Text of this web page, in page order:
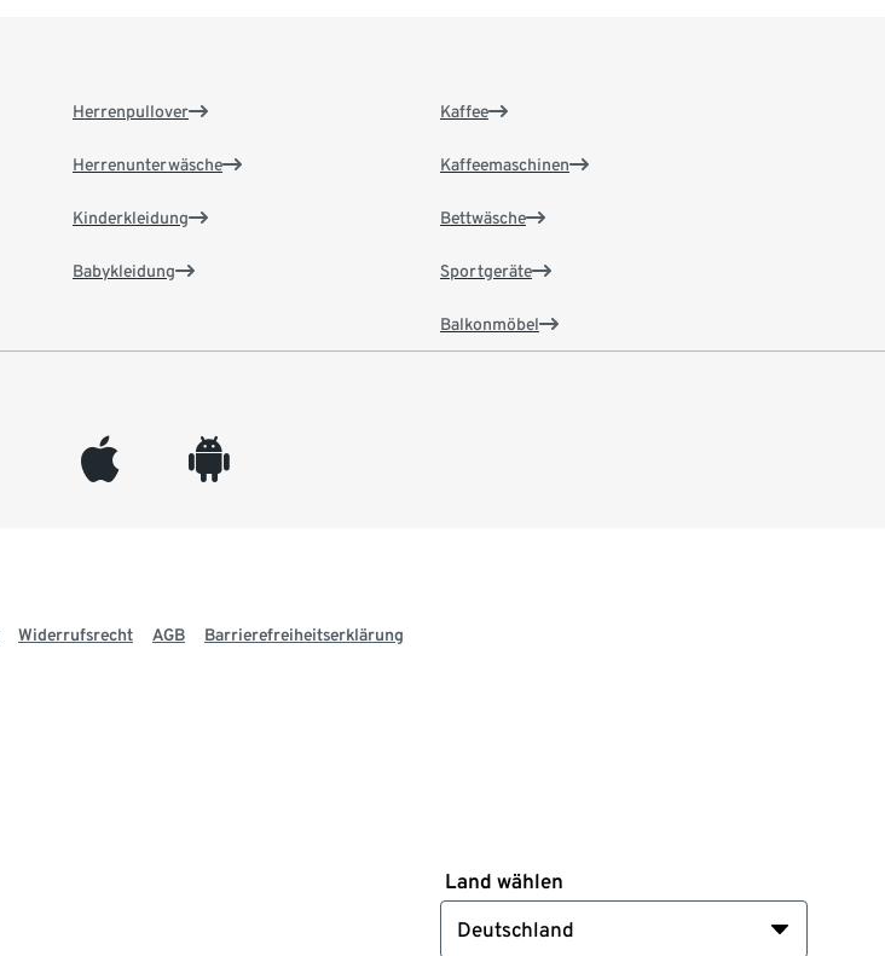
Herrenpullover
Herrenunterwäsche
Kinderkleidung
Babykleidung
Kaffee
Kaffeemaschinen
Bettwäsche
Sportgeräte
Balkonmöbel
appleinc android
Widerrufsrecht AGB Barrierefreiheitserklärung
Land wählen
Deutschland